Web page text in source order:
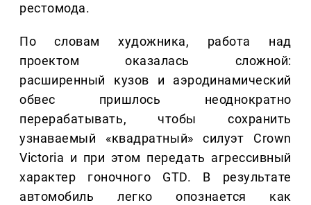
рестомода.
По словам художника, работа над
проектом оказалась сложной:
расширенный кузов и аэродинамический
обвес пришлось неоднократно
перерабатывать, чтобы сохранить
узнаваемый «квадратный» силуэт Crown
Victoria и при этом передать агрессивный
характер гоночного GTD. В результате
автомобиль легко опознается как